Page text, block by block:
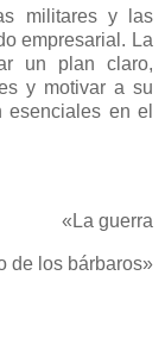
militares y las
empresarial. La
un plan claro,
y motivar a su
en el
«La guerra
de los bárbaros»